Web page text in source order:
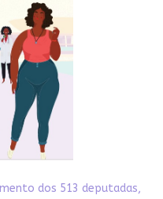
dos 513 deputadas,